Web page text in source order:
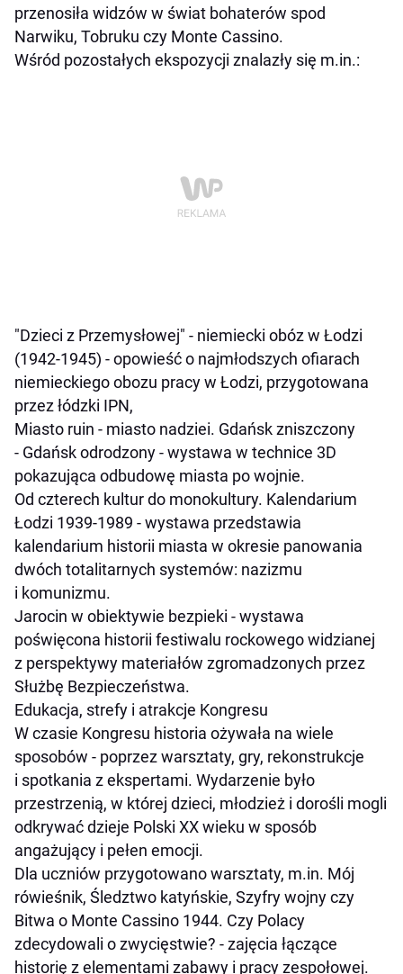
przenosiła widzów w świat bohaterów spod
Narwiku, Tobruku czy Monte Cassino.
Wśród pozostałych ekspozycji znalazły się m.in.:
"Dzieci z Przemysłowej" - niemiecki obóz w Łodzi
(1942-1945) - opowieść o najmłodszych ofiarach
niemieckiego obozu pracy w Łodzi, przygotowana
przez łódzki IPN,
Miasto ruin - miasto nadziei. Gdańsk zniszczony
- Gdańsk odrodzony - wystawa w technice 3D
pokazująca odbudowę miasta po wojnie.
Od czterech kultur do monokultury. Kalendarium
Łodzi 1939-1989 - wystawa przedstawia
kalendarium historii miasta w okresie panowania
dwóch totalitarnych systemów: nazizmu
i komunizmu.
Jarocin w obiektywie bezpieki - wystawa
poświęcona historii festiwalu rockowego widzianej
z perspektywy materiałów zgromadzonych przez
Służbę Bezpieczeństwa.
Edukacja, strefy i atrakcje Kongresu
W czasie Kongresu historia ożywała na wiele
sposobów - poprzez warsztaty, gry, rekonstrukcje
i spotkania z ekspertami. Wydarzenie było
przestrzenią, w której dzieci, młodzież i dorośli mogli
odkrywać dzieje Polski XX wieku w sposób
angażujący i pełen emocji.
Dla uczniów przygotowano warsztaty, m.in. Mój
rówieśnik, Śledztwo katyńskie, Szyfry wojny czy
Bitwa o Monte Cassino 1944. Czy Polacy
zdecydowali o zwycięstwie? - zajęcia łączące
historię z elementami zabawy i pracy zespołowej.